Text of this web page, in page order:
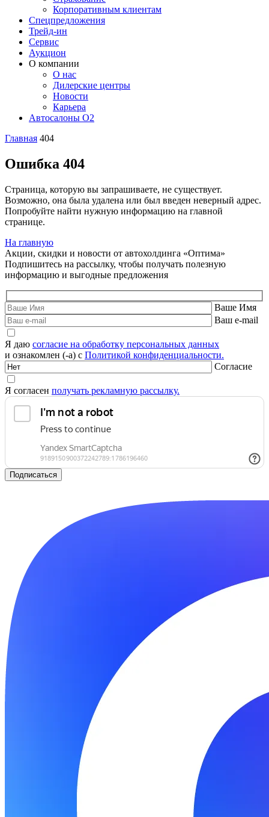
Корпоративным клиентам
Спецпредложения
Трейд-ин
Сервис
Аукцион
О компании
О нас
Дилерские центры
Новости
Карьера
Автосалоны O2
Главная 404
Ошибка 404
Страница, которую вы запрашиваете, не существует.
Возможно, она была удалена или был введен неверный адрес.
Попробуйте найти нужную информацию на главной
странице.
На главную
Акции, скидки и новости от автохолдинга «Оптима»
Подпишитесь на рассылку, чтобы получать полезную
информацию и выгодные предложения
Ваше Имя
Ваш e-mail
Я даю согласие на обработку персональных данных
и ознакомлен (-а) с Политикой конфиденциальности.
Согласие
Я согласен получать рекламную рассылку.